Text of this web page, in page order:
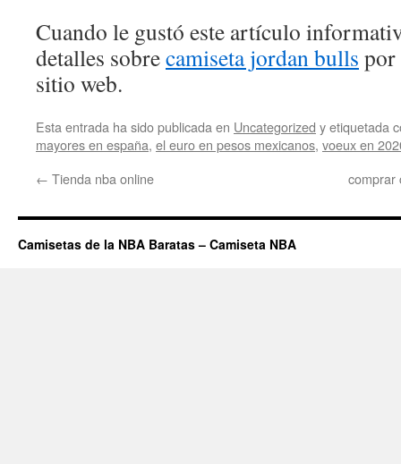
Cuando le gustó este artículo
detalles sobrecamiseta jordan bulls por
sitio web.
Esta entrada ha sido publicada en Uncategorized y etiquetada
mayores en españa, el euro en pesos mexicanos, voeux en
← Tienda nba online comprar
Camisetas de la NBA Baratas – Camiseta NBA